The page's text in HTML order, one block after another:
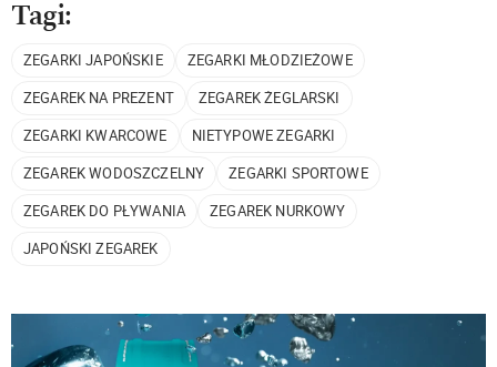
Tagi:
ZEGARKI JAPOŃSKIE
ZEGARKI MŁODZIEŻOWE
ZEGAREK NA PREZENT
ZEGAREK ŻEGLARSKI
ZEGARKI KWARCOWE
NIETYPOWE ZEGARKI
ZEGAREK WODOSZCZELNY
ZEGARKI SPORTOWE
ZEGAREK DO PŁYWANIA
ZEGAREK NURKOWY
JAPOŃSKI ZEGAREK